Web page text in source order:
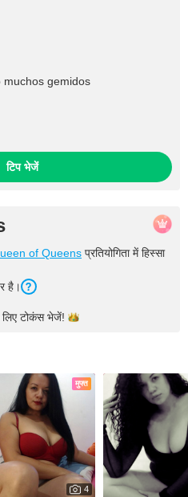
muchos gemidos
टिप भेजें
of Queens प्रतियोगिता में हिस्सा
है।
टोकंसभेजें!
मुफ्त
4